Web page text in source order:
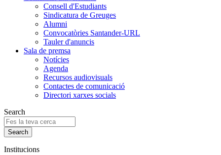
Consell d'Estudiants
Sindicatura de Greuges
Alumni
Convocatòries Santander-URL
Tauler d'anuncis
Sala de premsa
Notícies
Agenda
Recursos audiovisuals
Contactes de comunicació
Directori xarxes socials
Search
Institucions